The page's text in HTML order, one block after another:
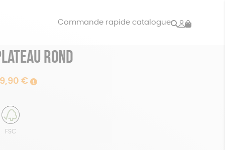
Commande rapide catalogue Rechercher
Mon
rond
€
FSC